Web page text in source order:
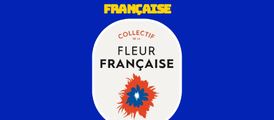
FRANÇAISE